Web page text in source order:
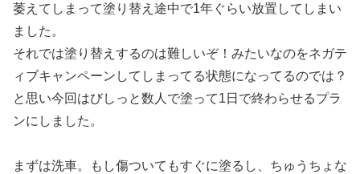
萎えてしまって塗り替え途中で1年ぐらい放置してしまい
ました。
それでは塗り替えするのは難しいぞ！みたいなのをネガテ
ィブキャンペーンしてしまってる状態になってるのでは？
と思い今回はびしっと数人で塗って1日で終わらせるプラ
ンにしました。
まずは洗車。もし傷ついてもすぐに塗るし、ちゅうちょな